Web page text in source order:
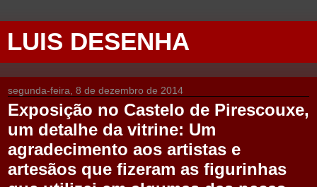
LUIS DESENHA
segunda-feira, 8 de dezembro de 2014
Exposição no Castelo de Pirescouxe,
um detalhe da vitrine: Um
agradecimento aos artistas e
artesãos que fizeram as figurinhas